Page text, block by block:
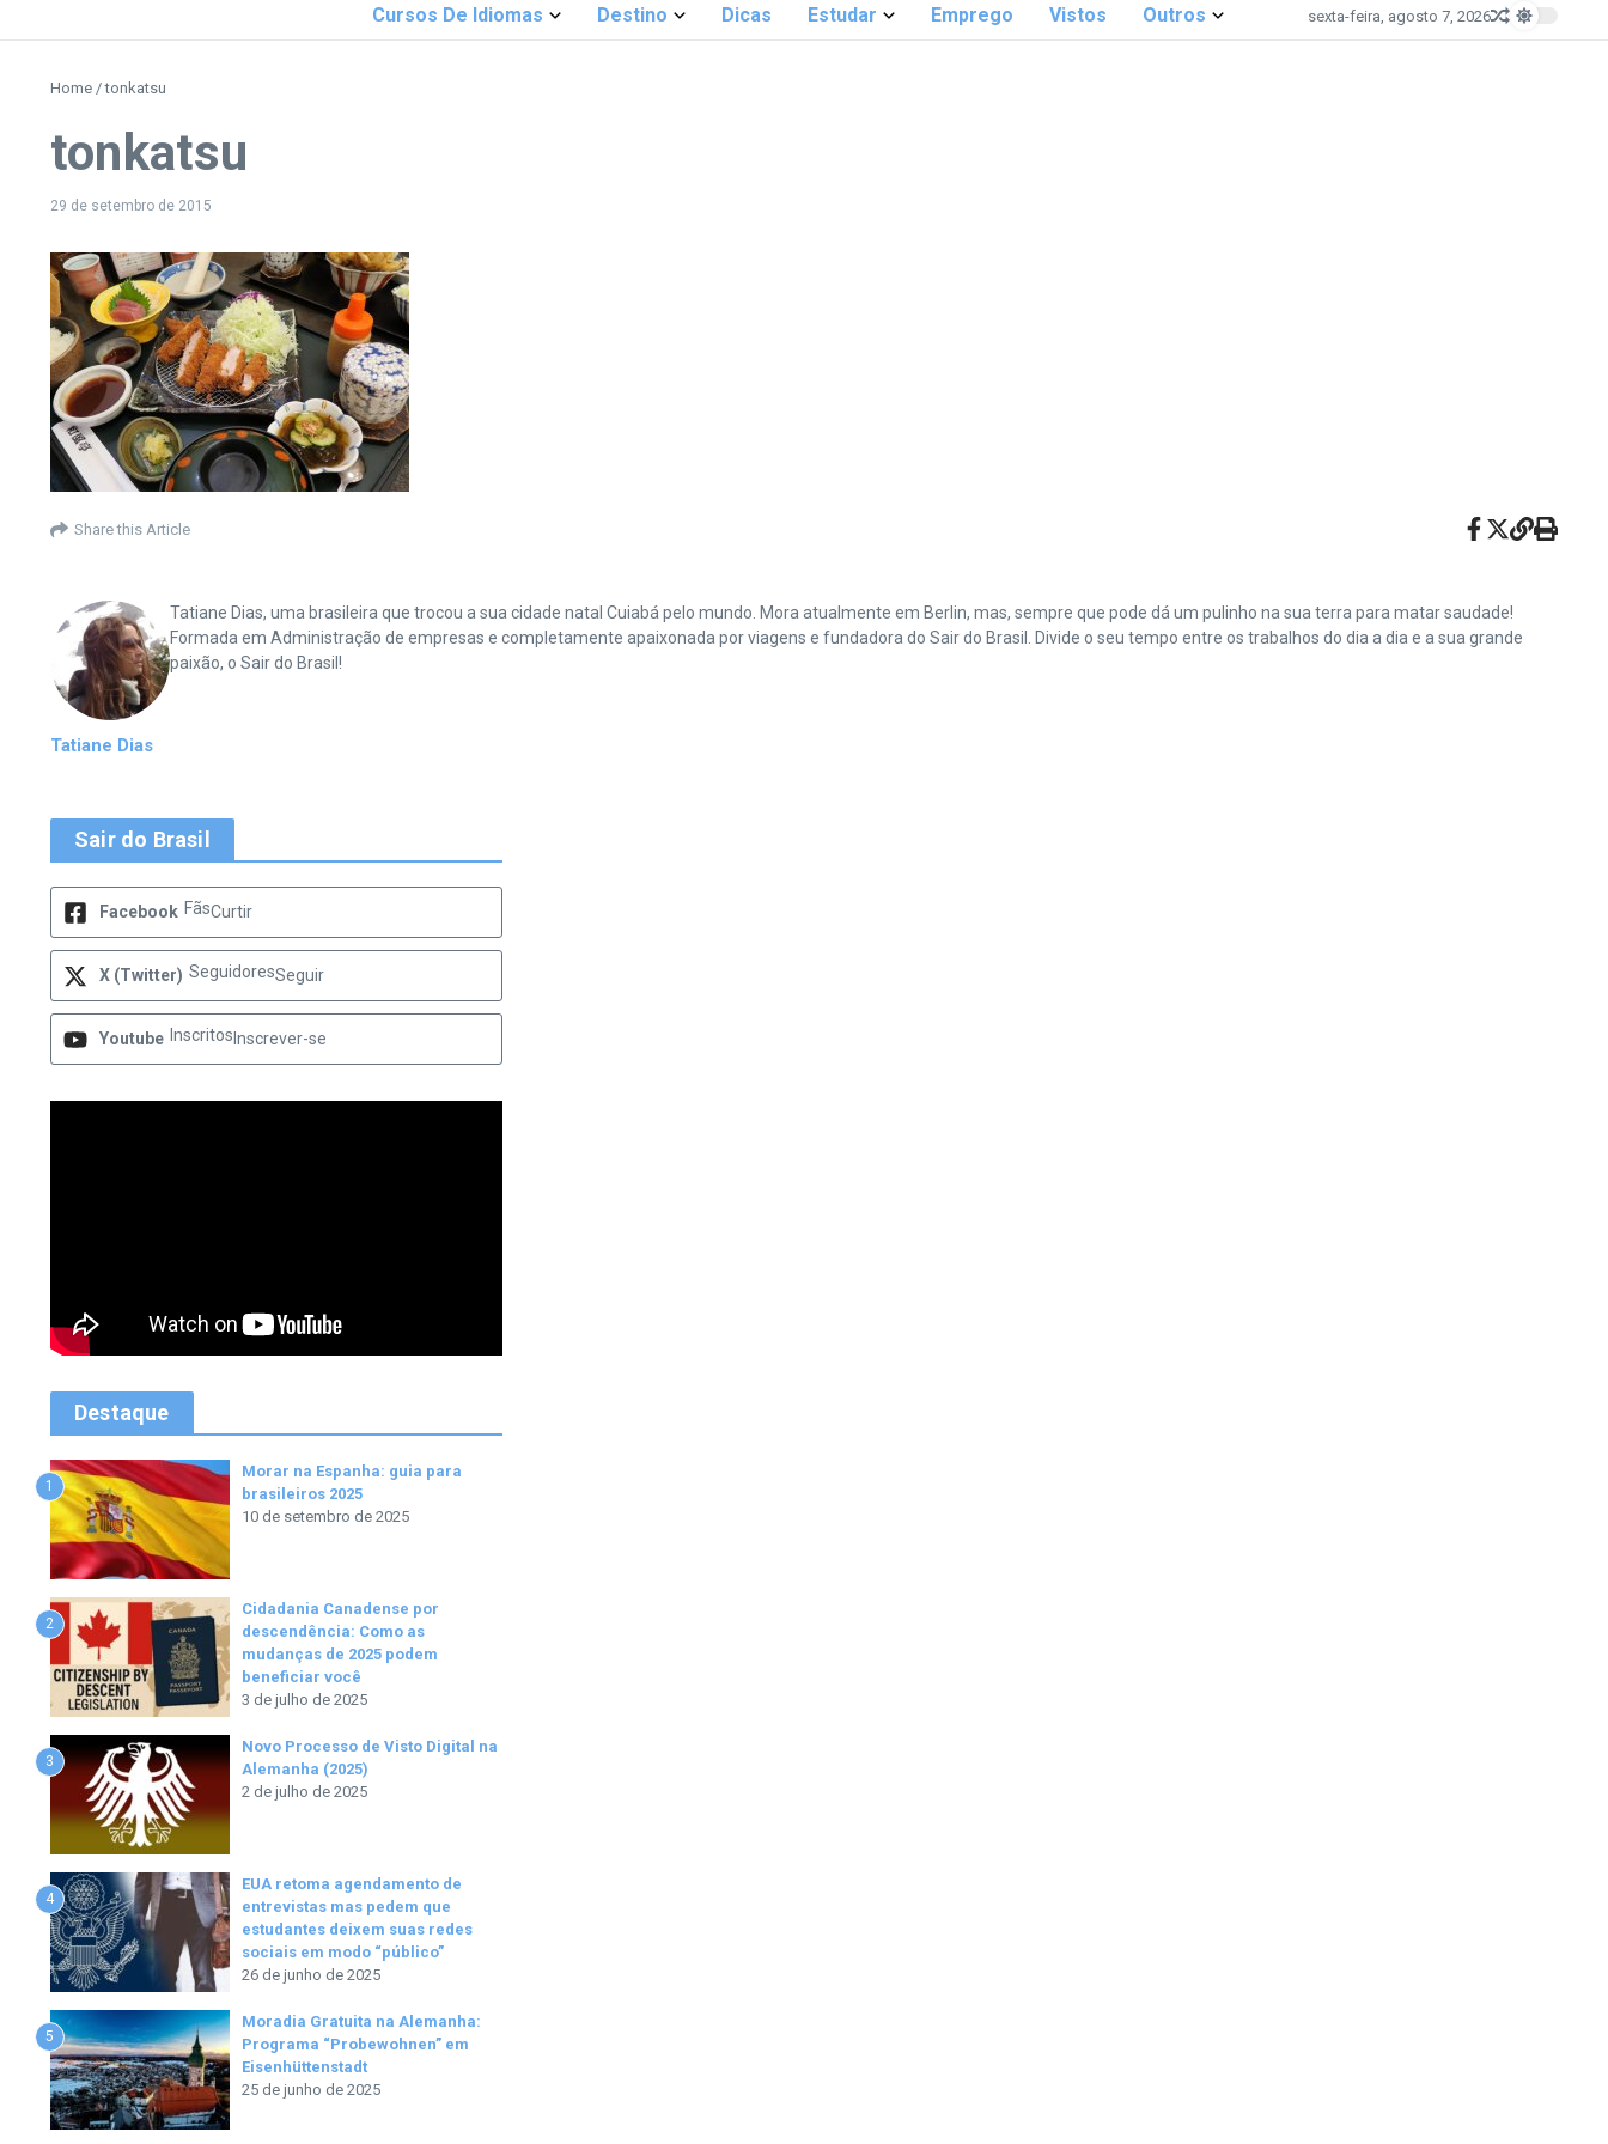
Cursos De Idiomas Destino Dicas Estudar Emprego Vistos Outros sexta-feira, agosto 7, 2026
Home /tonkatsu
tonkatsu
29 de setembro de 2015
Share this Article
Tatiane Dias
Tatiane Dias, uma brasileira que trocou a sua cidade natal Cuiabá pelo mundo. Mora atualmente em Berlin, mas, sempre que pode dá um pulinho na sua terra para matar saudade!
Formada em Administração de empresas e completamente apaixonada por viagens e fundadora do Sair do Brasil. Divide o seu tempo entre os trabalhos do dia a dia e a sua grande
paixão, o Sair do Brasil!
Sair do Brasil
Facebook FãsCurtir
X (Twitter) SeguidoresSeguir
Youtube Inscritos Inscrever-se
Destaque
1
Morar na Espanha: guia para
brasileiros 2025
10 de setembro de 2025
2
Cidadania Canadense por
descendência: Como as
mudanças de 2025 podem
beneficiar você
3 de julho de 2025
3
Novo Processo de Visto Digital na
Alemanha (2025)
2 de julho de 2025
4
EUA retoma agendamento de
entrevistas mas pedem que
estudantes deixem suas redes
sociais em modo “público”
26 de junho de 2025
5
Moradia Gratuita na Alemanha:
Programa “Probewohnen” em
Eisenhüttenstadt
25 de junho de 2025